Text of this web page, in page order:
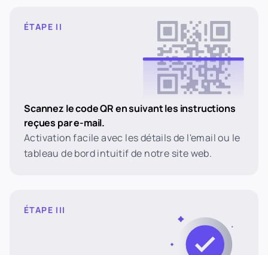
ÉTAPE II
Scannez le code QR en suivant les instructions
reçues par e-mail.
Activation facile avec les détails de l'email ou le
tableau de bord intuitif de notre site web.
ÉTAPE III